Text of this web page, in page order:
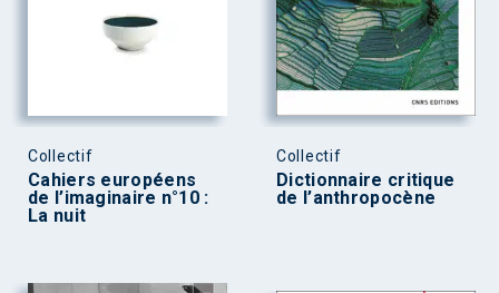
Collectif
Cahiers européens
de l’imaginaire n°10 :
La nuit
Collectif
Dictionnaire critique
de l’anthropocène